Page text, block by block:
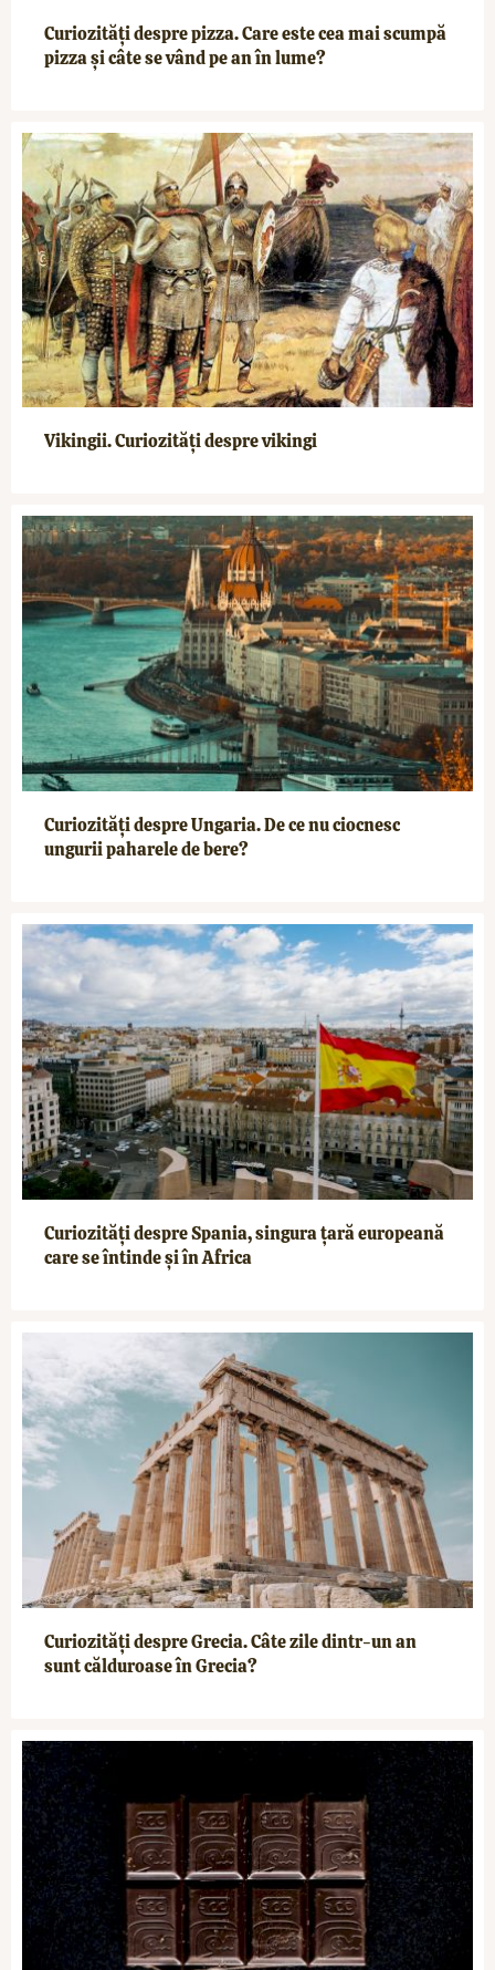
Curiozități despre pizza. Care este cea mai scumpă
pizza și câte se vând pe an în lume?
Vikingii. Curiozități despre vikingi
Curiozități despre Ungaria. De ce nu ciocnesc
ungurii paharele de bere?
Curiozități despre Spania, singura țară europeană
care se întinde și în Africa
Curiozități despre Grecia. Câte zile dintr-un an
sunt călduroase în Grecia?